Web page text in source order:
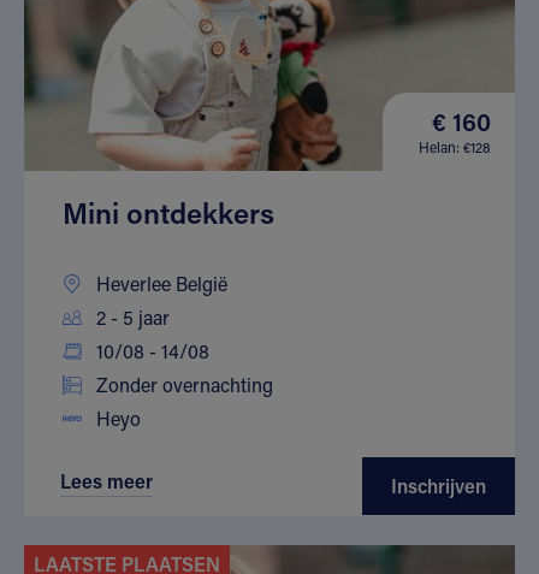
€ 160
Helan: €128
Mini ontdekkers
Heverlee België
2 - 5 jaar
10/08 - 14/08
Zonder overnachting
Heyo
Lees meer Inschrijven
LAATSTE PLAATSEN